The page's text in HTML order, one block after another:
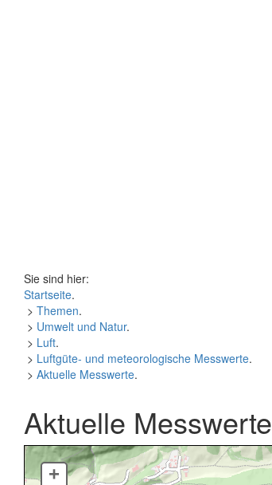
Sie sind hier:
Startseite.
> Themen.
> Umwelt und Natur.
> Luft.
> Luftgüte- und meteorologische Messwerte.
> Aktuelle Messwerte.
Aktuelle Messwerte
+